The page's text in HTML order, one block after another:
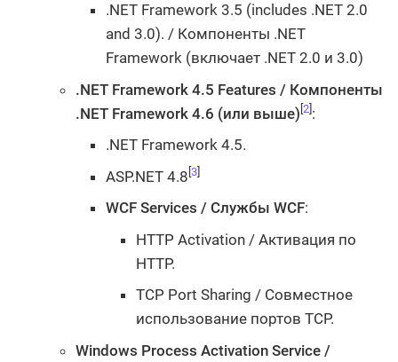
.NET Framework 3.5 (includes .NET 2.0
and 3.0). / Компоненты .NET
Framework (включает .NET 2.0 и 3.0)
.NET Framework 4.5 Features / Компоненты
.NET Framework 4.6 (или выше) 2 :
.NET Framework 4.5.
ASP.NET 4.8 3
WCF Services / Службы WCF:
HTTP Activation / Активация по
HTTP.
TCP Port Sharing / Совместное
использование портов TCP.
Windows Process Activation Service /